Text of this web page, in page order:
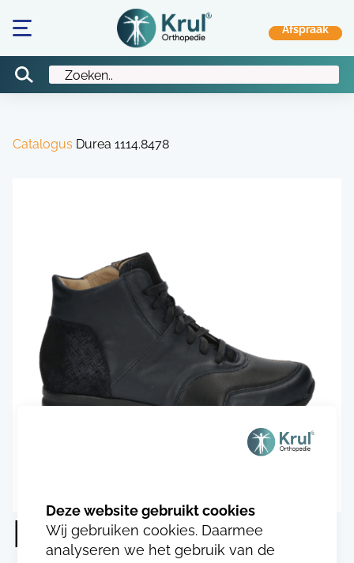
Catalogus Durea 1114.8478
Durea 1114.8478
Wij gebruiken cookies. Daarmee
analyseren we het gebruik van de